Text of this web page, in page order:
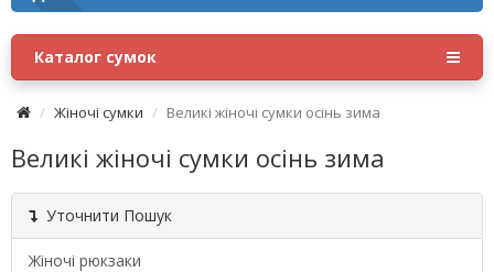
Каталог сумок
Жіночі сумки Великі жіночі сумки осінь зима
Великі жіночі сумки осінь зима
Уточнити Пошук
Жіночі рюкзаки